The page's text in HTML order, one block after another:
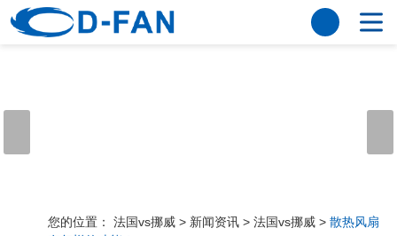
法国vs挪威
应用案例您的位置： 法国vs挪威> 新闻资讯> 法国vs挪威> 散热风扇